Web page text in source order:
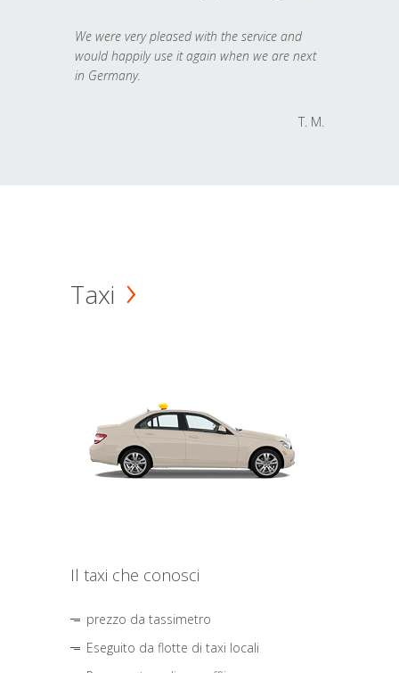
We were very pleased with the service and
would happily use it again when we are next
in Germany.
T. M.
Taxi
Il taxi che conosci
prezzo da tassimetro
Eseguito da flotte di taxi locali